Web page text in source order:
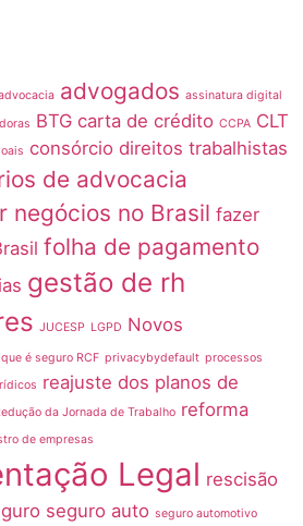
advogados assinatura digital
BTG carta de crédito CCPA CLT
consórcio direitos trabalhistas
de advocacia
negócios no Brasil fazer
folha de pagamento
gestão de rh
JUCESP LGPD Novos
é seguro RCF privacybydefault processos
reajuste dos planos de
da Jornada de Trabalho reforma
de empresas
Legal rescisão
seguro auto seguro automotivo